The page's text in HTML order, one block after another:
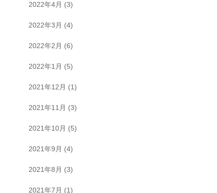
2022年4月 (3)
2022年3月 (4)
2022年2月 (6)
2022年1月 (5)
2021年12月 (1)
2021年11月 (3)
2021年10月 (5)
2021年9月 (4)
2021年8月 (3)
2021年7月 (1)